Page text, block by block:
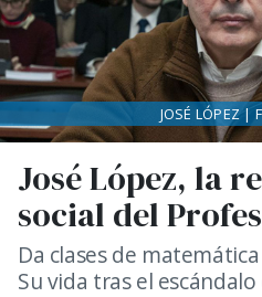
José López, la
social del
Da clases de
Su vida tras el
JOSÉ LÓPEZ |